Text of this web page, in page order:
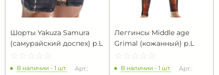
Шорты Yakuza Samura
(самурайский доспех) р.L
☆ ☆ ☆ ☆ ☆
★ ★ ★ ★ ★
В наличии - 1 шт. Арт.:
Леггинсы Middle age
Grimal (кожанный) р.L
☆ ☆ ☆ ☆ ☆
★ ★ ★ ★ ★
В наличии - 1 шт. Арт.: